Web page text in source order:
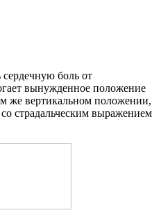
боль от
вынужденное положение
же вертикальном положении,
страдальческим выражением